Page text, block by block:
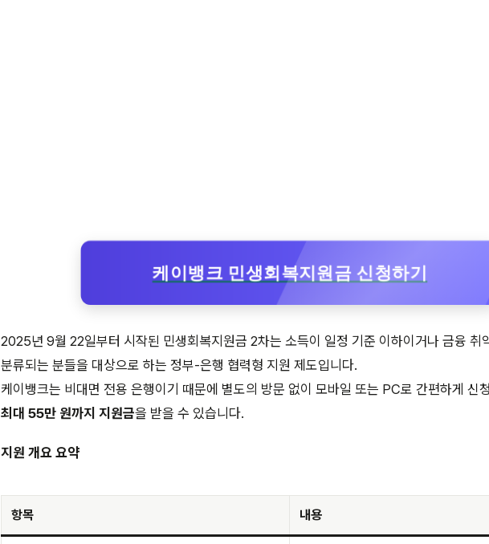
케이뱅크 민생회복지원금 신청하기
2025년 9월 22일부터 시작된 민생회복지원금 2차는 소득이 일정 기준 이하이거나 금융 취
분류되는 분들을 대상으로 하는 정부-은행 협력형 지원 제도입니다.
케이뱅크는 비대면 전용 은행이기 때문에 별도의 방문 없이 모바일 또는 PC로 간편하게 신
최대 55만 원까지 지원금을 받을 수 있습니다.
지원 개요 요약
항목 내용